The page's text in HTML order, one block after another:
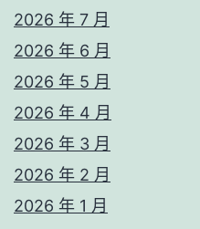
2026 年 7 月
2026 年 6 月
2026 年 5 月
2026 年 4 月
2026 年 3 月
2026 年 2 月
2026 年 1 月